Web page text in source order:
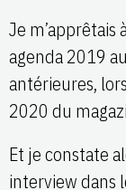
Je m’apprêtais
agenda 2019
antérieures,
2020 du
Et je constate
interview dans